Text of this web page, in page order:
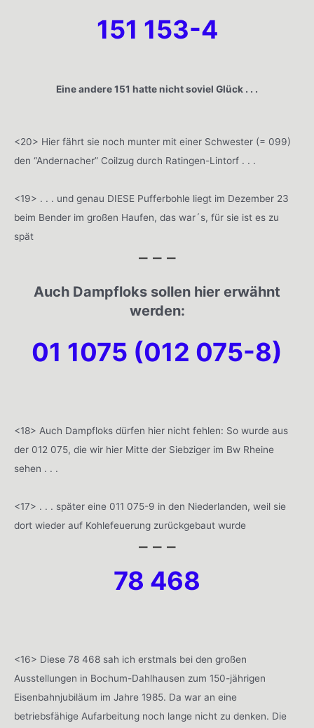
151 153-4
Eine andere 151 hatte nicht soviel Glück . . .
<20> Hier fährt sie noch munter mit einer Schwester (= 099)
den “Andernacher” Coilzug durch Ratingen-Lintorf . . .
<19> . . . und genau DIESE Pufferbohle liegt im Dezember 23
beim Bender im großen Haufen, das war´s, für sie ist es zu
spät
– – –
Auch Dampfloks sollen hier erwähnt
werden:
01 1075 (012 075-8)
<18> Auch Dampfloks dürfen hier nicht fehlen: So wurde aus
der 012 075, die wir hier Mitte der Siebziger im Bw Rheine
sehen . . .
<17> . . . später eine 011 075-9 in den Niederlanden, weil sie
dort wieder auf Kohlefeuerung zurückgebaut wurde
– – –
78 468
<16> Diese 78 468 sah ich erstmals bei den großen
Ausstellungen in Bochum-Dahlhausen zum 150-jährigen
Eisenbahnjubiläum im Jahre 1985. Da war an eine
betriebsfähige Aufarbeitung noch lange nicht zu denken. Die